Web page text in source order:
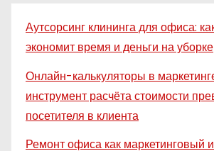
Аутсорсинг клининга для офиса:
экономит время и деньги на уборке
Онлайн-калькуляторы в
инструмент расчёта стоимости
посетителя в клиента
Ремонт офиса как маркетинговый